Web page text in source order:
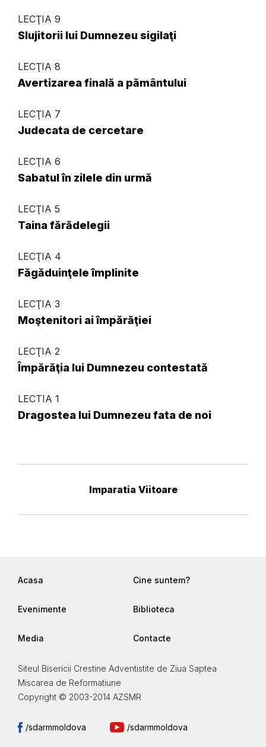
LECŢIA 9
Slujitorii lui Dumnezeu sigilaţi
LECŢIA 8
Avertizarea finală a pământului
LECŢIA 7
Judecata de cercetare
LECŢIA 6
Sabatul în zilele din urmă
LECŢIA 5
Taina fărădelegii
LECŢIA 4
Făgăduinţele împlinite
LECŢIA 3
Moştenitori ai împărăţiei
LECŢIA 2
Împărăţia lui Dumnezeu contestată
LECTIA 1
Dragostea lui Dumnezeu fata de noi
Imparatia Viitoare
Acasa Cine suntem?
Evenimente Biblioteca
Media Contacte
Siteul Bisericii Crestine Adventistite de Ziua Saptea
Miscarea de Reformatiune
Copyright © 2003-2014 AZSMR
/sdarmmoldova /sdarmmoldova